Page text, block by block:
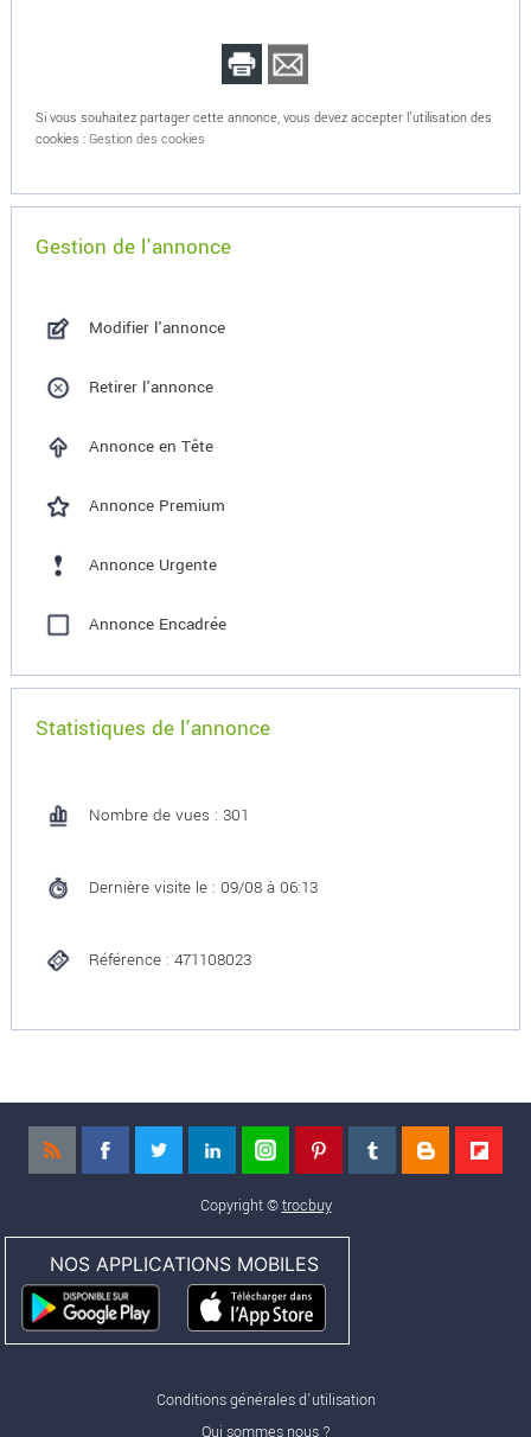
Si vous souhaitez partager cette annonce, vous devez accepter l'utilisation des
cookies : Gestion des cookies
Gestion de l'annonce
Modifier l'annonce
Retirer l'annonce
Annonce en Tête
Annonce Premium
Annonce Urgente
Annonce Encadrée
Statistiques de l'annonce
Nombre de vues : 301
Dernière visite le : 09/08 à 06:13
Référence : 471108023
Copyright ©trocbuy
NOS APPLICATIONS MOBILES
Conditions générales d'utilisation
Qui sommes nous ?